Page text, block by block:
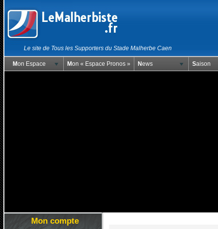
Le site de Tous les Supporters du Stade Malherbe Caen
Mon Espace Mon « Espace Pronos » News Saison
Mon compte